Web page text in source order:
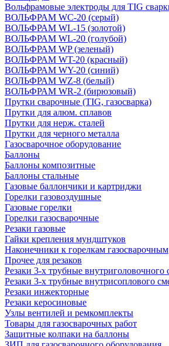
Вольфрамовые электроды для TIG
ВОЛЬФРАМ WC-20 (серый)
ВОЛЬФРАМ WL-15 (золотой)
ВОЛЬФРАМ WL-20 (голубой)
ВОЛЬФРАМ WP (зеленый)
ВОЛЬФРАМ WT-20 (красный)
ВОЛЬФРАМ WY-20 (синий)
ВОЛЬФРАМ WZ-8 (белый)
ВОЛЬФРАМ WR-2 (бирюзовый)
Прутки сварочные (TIG, газосварка)
Прутки для алюм. сплавов
Прутки для нерж. сталей
Прутки для черного металла
Газосварочное оборудование
Баллоны
Баллоны композитные
Баллоны стальные
Газовые баллончики и картриджи
Горелки газовоздушные
Газовые горелки
Горелки газосварочные
Резаки газовые
Гайки крепления мундштуков
Наконечники к горелкам газосварочным
Прочее для резаков
Резаки 3-х трубные внутриголовочного
Резаки 3-х трубные внутрисоплового
Резаки инжекторные
Резаки керосиновые
Узлы вентилей и ремкомплекты
Товары для газосварочных работ
Защитные колпаки на баллоны